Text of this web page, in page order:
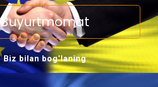
Buyurtmomat
Biz bilan bog'laning